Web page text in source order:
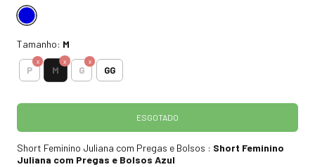
Tamanho: M
P M G GG
Short Feminino Juliana com Pregas e Bolsos : Short Feminino
Juliana com Pregas e Bolsos Azul